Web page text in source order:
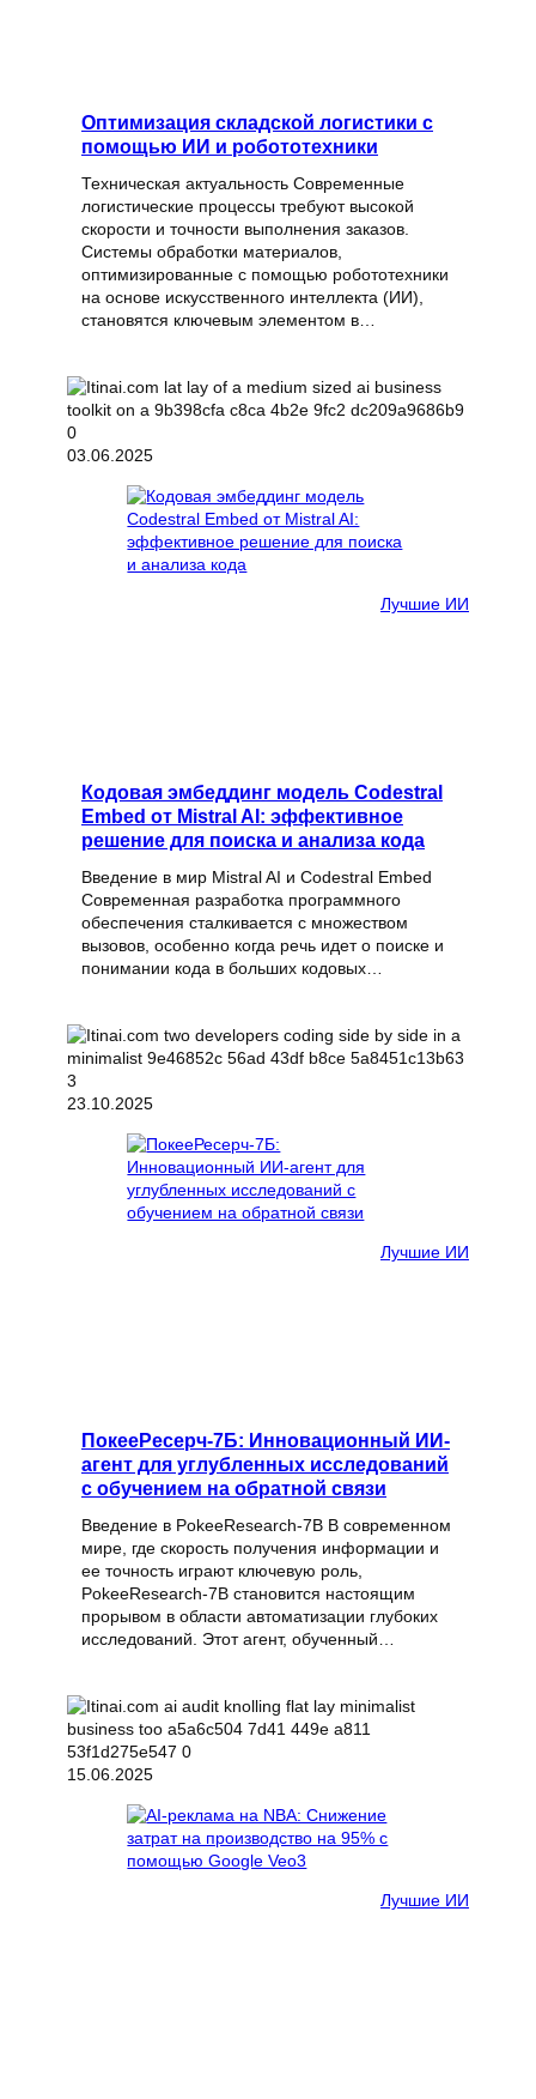
Оптимизация складской логистики с
помощью ИИ и робототехники
Техническая актуальность Современные
логистические процессы требуют высокой
скорости и точности выполнения заказов.
Системы обработки материалов,
оптимизированные с помощью робототехники
на основе искусственного интеллекта (ИИ),
становятся ключевым элементом в…
03.06.2025
Лучшие ИИ
Кодовая эмбеддинг модель Codestral
Embed от Mistral AI: эффективное
решение для поиска и анализа кода
Введение в мир Mistral AI и Codestral Embed
Современная разработка программного
обеспечения сталкивается с множеством
вызовов, особенно когда речь идет о поиске и
понимании кода в больших кодовых…
23.10.2025
Лучшие ИИ
ПокееРесерч-7Б: Инновационный ИИ-
агент для углубленных исследований
с обучением на обратной связи
Введение в PokeeResearch-7B В современном
мире, где скорость получения информации и
ее точность играют ключевую роль,
PokeeResearch-7B становится настоящим
прорывом в области автоматизации глубоких
исследований. Этот агент, обученный…
15.06.2025
Лучшие ИИ